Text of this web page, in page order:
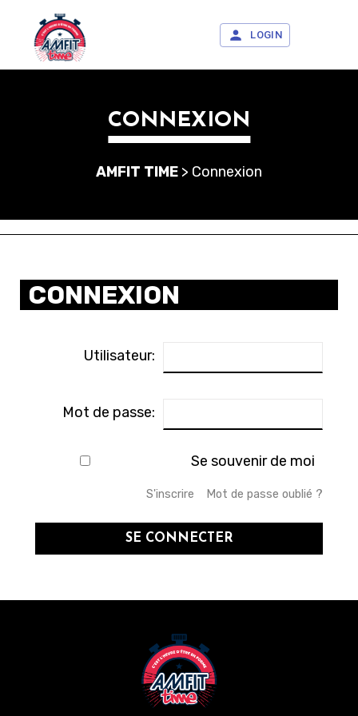
LOGIN
CONNEXION
AMFIT TIME > Connexion
CONNEXION
Utilisateur:
Mot de passe:
Se souvenir de moi
S'inscrire Mot de passe oublié ?